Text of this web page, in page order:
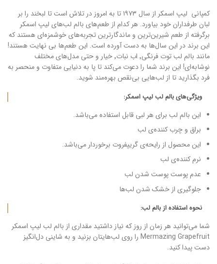
کمپانی لیپ اسمکر از سال ۱۹۷۳ تا به امروز در تلاش است تا لبخند را بر
لبان طرفداران خود بیاورد. هر کدام از طعم‌های بالم لب‌های لیپ اسمکر
برگرفته از طعم شیرین‌ترین و ماندگار‌ترین تجربه‌های خوشمزه‌ای هستند که
این برند در این سال‌ها به دست آورده است. این طعم‌ها بی نهایت هستند!
مانند بالم لب توت فرنگی٬ اب نبات٬ خیار و حتی مدل‌های مختلف
نوشابه‌ای! این برند شما را دعوت می‌کند تا پا به دنیایی متفاوت و منحصر به
فرد بگذارید تا از لب‌هایی بی‌نقص بهره‌مند شوید.
ویژگی‌های بالم لب لیپ اسمکر:
این بالم لب برای هر لبی قابل استفاده می‌باشد.
براق و چرب کننده‌ی لب
این محصول از رایحه‌ی گریپفروت برخوردار می‌باشد.
نرم کننده‌ی لب
عدم پوست پوست شدن لب
جلوگیری از خشک شدن لب‌‌ها
نحوه استفاده از بالم لب:
شما می‌توانید هر زمان از روز که نیاز داشتید مقداری از بالم لب لیپ اسمکر
Mermazing Grapefruit را روی لب‌هایتان بزنید و به شاینی دل‌انگیز
دست پیدا کنید.